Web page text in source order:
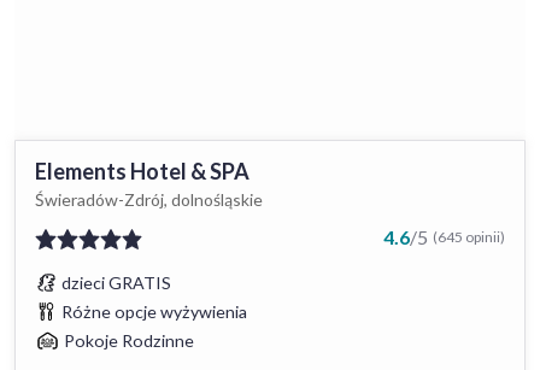
Elements Hotel & SPA
Świeradów-Zdrój, dolnośląskie
4.6/5 (645 opinii)
dzieci GRATIS
Różne opcje wyżywienia
Pokoje Rodzinne